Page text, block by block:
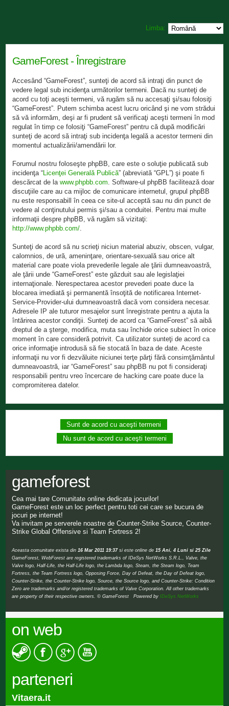
Limba:
GameForest - Înregistrare
Accesând “GameForest”, sunteţi de acord să intraţi din punct de
vedere legal sub incidenţa următorilor termeni. Dacă nu sunteţi de
acord cu toţi aceşti termeni, vă rugăm să nu accesaţi şi/sau folosiţi
“GameForest”. Putem schimba acest lucru oricând şi ne vom strădui
să vă informăm, deşi ar fi prudent să verificaţi aceşti termeni în mod
regulat în timp ce folosiţi “GameForest” pentru că după modificări
sunteţi de acord să intraţi sub incidenţa legală a acestor termeni din
momentul actualizării/amendării lor.
Forumul nostru foloseşte phpBB, care este o soluţie publicată sub
incidenţa “Licenţei Generală Publică” (abreviată “GPL”) şi poate fi
descărcat de lawww.phpbb.com . Software-ul phpBB facilitează doar
discuţiile care au ca mijloc de comunicare internetul, grupul phpBB
nu este responsabill în ceea ce site-ul acceptă sau nu din punct de
vedere al conţinutului permis şi/sau a conduitei. Pentru mai multe
informaţii despre phpBB, vă rugăm să vizitaţi:
http://www.phpbb.com/
Sunteţi de acord să nu scrieţi niciun material abuziv, obscen, vulgar,
calomnios, de ură, ameninţare, orientare-sexuală sau orice alt
material care poate viola prevederile legale ale ţării dumneavoastră,
ale ţării unde “GameForest” este găzduit sau ale legislaţiei
internaţionale. Nerespectarea acestor prevederi poate duce la
blocarea imediată şi permanentă însoţită de notificarea Internet-
Service-Provider-ului dumneavoastră dacă vom considera necesar.
Adresele IP ale tuturor mesajelor sunt înregistrate pentru a ajuta la
întărirea acestor condiţii. Sunteţi de acord ca “GameForest” să aibă
dreptul de a şterge, modifica, muta sau închide orice subiect în orice
moment în care consideră potrivit. Ca utilizator sunteţi de acord ca
orice informaţie introdusă să fie stocată în baza de date. Aceste
informaţii nu vor fi dezvăluite niciunei terţe părţi fără consimţământul
dumneavoastră, iar “GameForest” sau phpBB nu pot fi consideraţi
responsabili pentru vreo încercare de hacking care poate duce la
compromiterea datelor.
gameforest
Cea mai tare Comunitate online dedicata jocurilor!
GameForest este un loc perfect pentru toti cei care se bucura de
jocuri pe internet!
Va invitam pe serverele noastre de Counter-Strike Source, Counter-
Strike Global Offensive si Team Fortress 2!
Aceasta comunitate exista din16 Mar 2011 19:37si este online de15 Ani, 4 Luni si 25 Zile
GameForest, WebForest are registered trademarks of IDeSys NetWorks S.R.L., Valve, the
Valve logo, Half-Life, the Half-Life logo, the Lambda logo, Steam, the Steam logo, Team
Fortress, the Team Fortress logo, Opposing Force, Day of Defeat, the Day of Defeat logo,
Counter-Strike, the Counter-Strike logo, Source, the Source logo, and Counter-Strike: Condition
Zero are trademarks and/or registered trademarks of Valve Corporation. All other trademarks
are property of their respective owners. © GameForest Powered byIDeSys NetWorks
on web
parteneri
Vitaera.it